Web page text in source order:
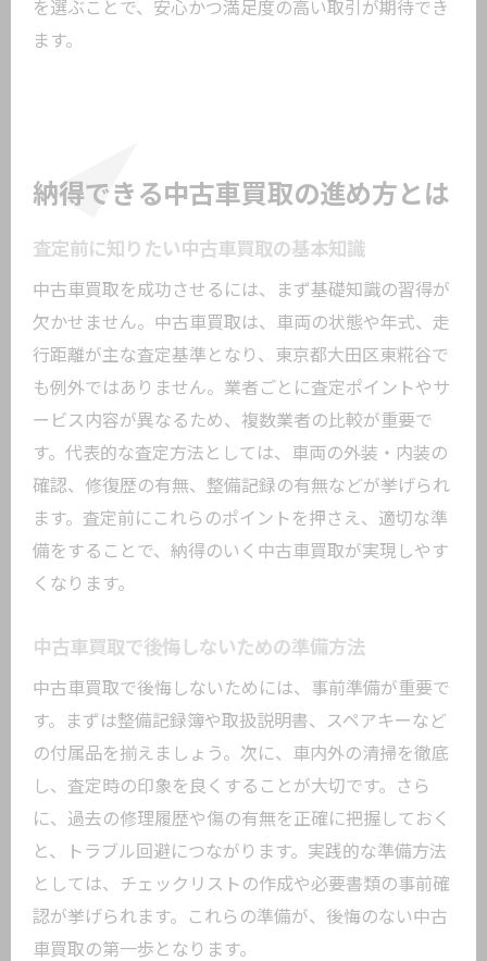
そう
グ
中古車買取相場を活用した売却のコツ
大田区東糀谷で後悔しない中古車買取を実現
後悔しない中古車買取のための注意点
安心できる中古車買取業者の選び方
満足度が高い中古車買取体験の秘訣
売却前に知っておきたい中古車買取の流
れ
中古車買取で満足するための成功事例
を選ぶことで、安心かつ満足度の高い取引が期待でき
ます。
納得できる中古車買取の進め方とは
査定前に知りたい中古車買取の基本知識
中古車買取を成功させるには、まず基礎知識の習得が
欠かせません。中古車買取は、車両の状態や年式、走
行距離が主な査定基準となり、東京都大田区東糀谷で
も例外ではありません。業者ごとに査定ポイントやサ
ービス内容が異なるため、複数業者の比較が重要で
す。代表的な査定方法としては、車両の外装・内装の
確認、修復歴の有無、整備記録の有無などが挙げられ
ます。査定前にこれらのポイントを押さえ、適切な準
備をすることで、納得のいく中古車買取が実現しやす
くなります。
中古車買取で後悔しないための準備方法
中古車買取で後悔しないためには、事前準備が重要で
す。まずは整備記録簿や取扱説明書、スペアキーなど
の付属品を揃えましょう。次に、車内外の清掃を徹底
し、査定時の印象を良くすることが大切です。さら
に、過去の修理履歴や傷の有無を正確に把握しておく
と、トラブル回避につながります。実践的な準備方法
としては、チェックリストの作成や必要書類の事前確
認が挙げられます。これらの準備が、後悔のない中古
車買取の第一歩となります。